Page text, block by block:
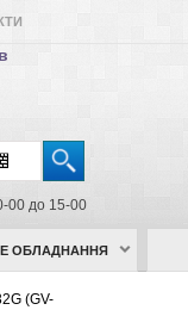
00 до 15-00
ОБЛАДНАННЯ
(GV-